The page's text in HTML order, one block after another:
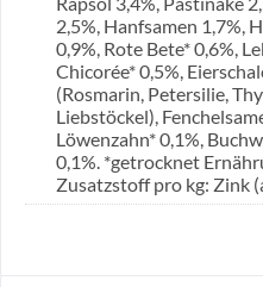
2,5%, Hanfsamen 1,7%,
0,9%, Rote Bete* 0,6%,
Chicorée* 0,5%,
(Rosmarin, Petersilie,
Liebstöckel),
Löwenzahn* 0,1%,
0,1%. *getrocknet
Zusatzstoff pro kg: Zink